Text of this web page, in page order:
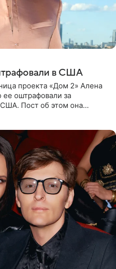
в США
проекта «Дом 2» Алена
ее оштрафовали за
Пост об этом она